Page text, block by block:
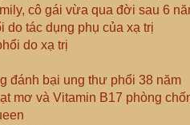
cô gái vừa qua đời sau 6
tác dụng phụ của xạ trị
do xạ trị
đánh bại ung thư phổi 38 năm
mơ và Vitamin B17 phòng